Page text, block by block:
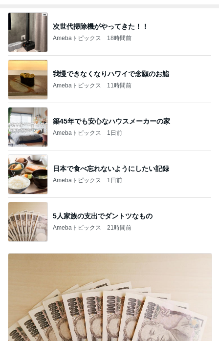
次世代掃除機がやってきた！！
Amebaトピックス 18時間前
我慢できなくなりハワイで念願のお鮨
Amebaトピックス 11時間前
築45年でも安心なハウスメーカーの家
Amebaトピックス 1日前
日本で食べ忘れないようにしたい記録
Amebaトピックス 1日前
5人家族の支出でダントツなもの
Amebaトピックス 21時間前